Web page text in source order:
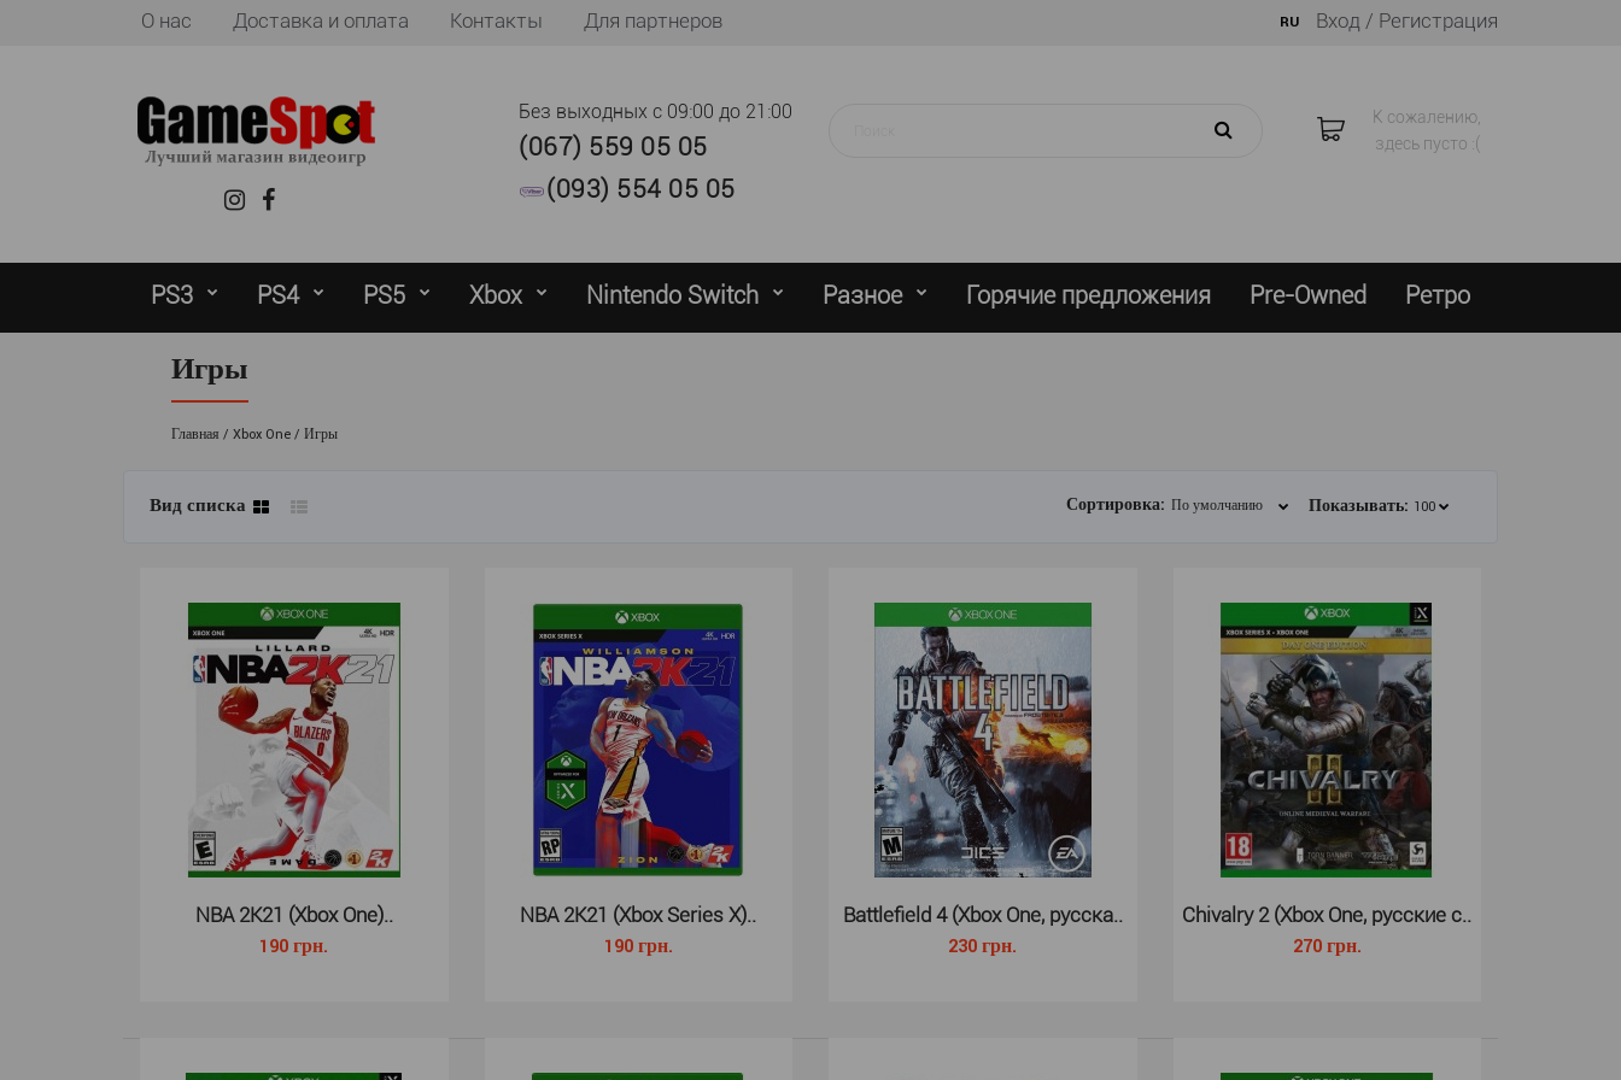
О нас Доставка и оплата Контакты Для партнеров RU Вход / Регистрация
Без выходных с 09:00 до 21:00
(067) 559 05 05
(093) 554 05 05
К сожалению,
здесь пусто :(
PS3 PS4 PS5 Xbox Nintendo Switch Разное Горячие предложения Pre-Owned Ретро
Игры
Главная Xbox One Игры
Вид списка Сортировка: Показывать:
NBA 2K21 (Xbox One)..
190 грн.
NBA 2K21 для Xbox One — новая часть всемирно известной серии
баскетбольных симуляторов NBA 2K.NBA 2K..
NBA 2K21 для Xbox Series X — новая часть всемирно известной
NBA 2K21 (Xbox One)..
190 грн.
NBA 2K21 (Xbox Series X)..
190 грн.
Battlefield 4 (Xbox One, русска..
230 грн.
Chivalry 2 (Xbox One, русские с..
270 грн.